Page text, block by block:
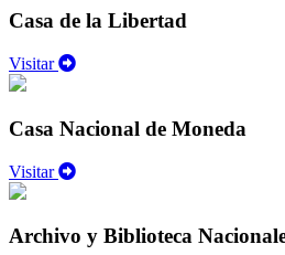
Casa de la Libertad
Visitar
Casa Nacional de Moneda
Visitar
Archivo y Biblioteca